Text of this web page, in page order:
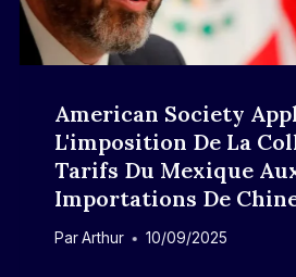
American Society
L'imposition De La
Tarifs Du Mexique
Importations De
Par Arthur 10/09/2025